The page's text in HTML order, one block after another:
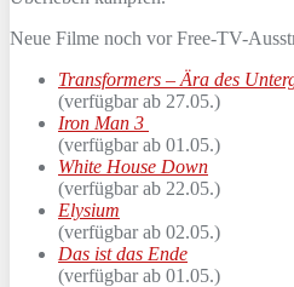
Neue Filme noch vor Free-TV-
Transformers – Ära des
(verfügbar ab 27.05.)
Iron Man 3
(verfügbar ab 01.05.)
White House Down
(verfügbar ab 22.05.)
Elysium
(verfügbar ab 02.05.)
Das ist das Ende
(verfügbar ab 01.05.)